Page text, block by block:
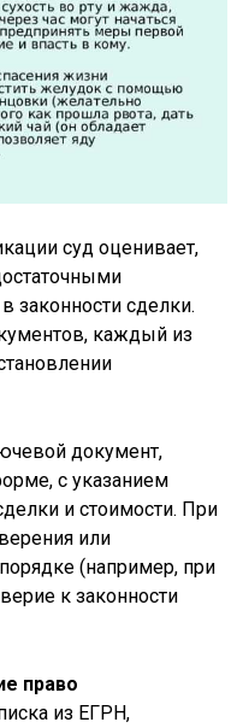
суд оценивает,
законности сделки.
каждый из
документ,
с указанием
и стоимости. При
или
(например, при
к законности
право
из ЕГРН,